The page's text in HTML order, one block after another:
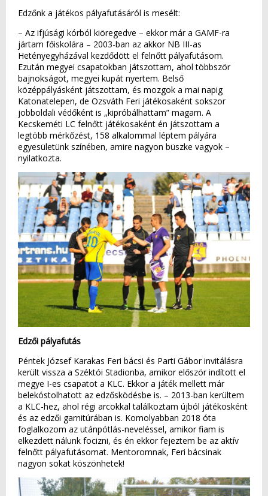
Edzőnk a játékos pályafutásáról is mesélt:
– Az ifjúsági kórból kiöregedve – ekkor már a GAMF-ra
jártam főiskolára – 2003-ban az akkor NB III-as
Hetényegyházával kezdődött el felnőtt pályafutásom.
Ezután megyei csapatokban játszottam, ahol többször
bajnokságot, megyei kupát nyertem. Belső
középpályásként játszottam, és mozgok a mai napig
Katonatelepen, de Ozsváth Feri játékosaként sokszor
jobboldali védőként is „kipróbálhattam” magam. A
Kecskeméti LC felnőtt játékosaként én játszottam a
legtöbb mérkőzést, 158 alkalommal léptem pályára
egyesületünk színében, amire nagyon büszke vagyok –
nyilatkozta.
Edzői pályafutás
Péntek József Karakas Feri bácsi és Parti Gábor invitálásra
került vissza a Széktói Stadionba, amikor először indított el
megye I-es csapatot a KLC. Ekkor a játék mellett már
belekóstolhatott az edzősködésbe is. – 2013-ban kerültem
a KLC-hez, ahol régi arcokkal találkoztam újból játékosként
és az edzői garnitúrában is. Komolyabban 2018 óta
foglalkozom az utánpótlás-neveléssel, amikor fiam is
elkezdett nálunk focizni, és én ekkor fejeztem be az aktív
felnőtt pályafutásomat. Mentoromnak, Feri bácsinak
nagyon sokat köszönhetek!